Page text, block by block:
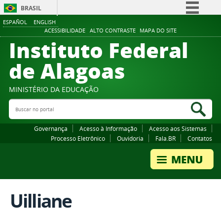
ESPAÑOL ENGLISH
ACESSIBILIDADE ALTO CONTRASTE MAPA DO SITE
BRASIL
Comunica BR
Participe
Canais
Instituto Federal
de Alagoas
MINISTÉRIO DA EDUCAÇÃO
Buscar no portal
Governança Acesso à Informação
Acesso aos Sistemas
Processo Eletrônico
Ouvidoria Fala.BR Contatos
Uilliane